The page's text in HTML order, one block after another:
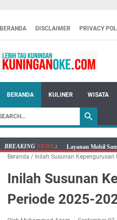
BERANDA DISCLAIMER PRIVACY
BERANDA KULINER WISATA
BREAKING NEWS :
Layanan Mobil
Embun Pagi Kamis
Setiap Noda Ada
Wilayah Kuningan
Agenda Kegiatan
Beranda / Inilah Susunan
Inilah Susunan
Periode 2025-